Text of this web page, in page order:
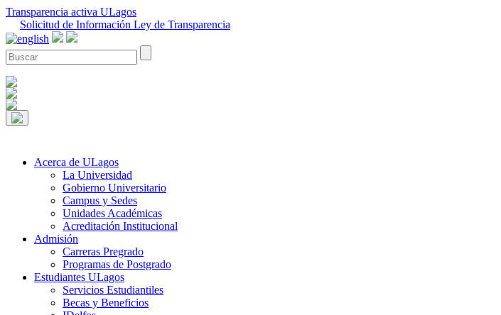
Transparencia activa ULagos
Solicitud de Información Ley de Transparencia
Acerca de ULagos
La Universidad
Gobierno Universitario
Campus y Sedes
Unidades Académicas
Acreditación Institucional
Admisión
Carreras Pregrado
Programas de Postgrado
Estudiantes ULagos
Servicios Estudiantiles
Becas y Beneficios